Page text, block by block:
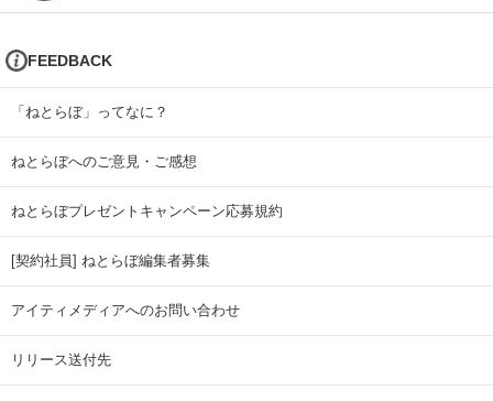
FEEDBACK
「ねとらぼ」ってなに？
ねとらぼへのご意見・ご感想
ねとらぼプレゼントキャンペーン応募規約
[契約社員] ねとらぼ編集者募集
アイティメディアへのお問い合わせ
リリース送付先